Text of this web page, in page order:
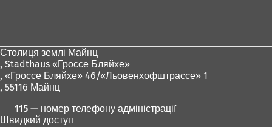
Столиця землі Майнц
, Stadthaus «Гроссе Бляйхе»
, «Гроссе Бляйхе» 46/«Льовенхофштрассе» 1
, 55116 Майнц
115 — номер телефону адміністрації
Швидкий доступ